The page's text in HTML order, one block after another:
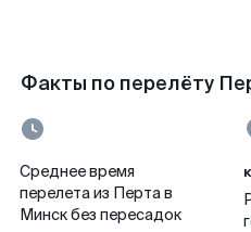
Факты по перелёту
Среднее время
перелета из Перта в
Минск без пересадок